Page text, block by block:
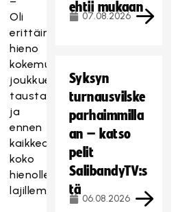
Oli
erittäin
hieno
kokemus
joukkueille,
taustahenkilöille
ja
ennen
kaikkea
koko
hienolle
lajillemme.
ehtii mukaan
07.08.2026
Syksyn
turnausvilske
parhaimmilla
an – katso
pelit
SalibandyTV:s
tä
06.08.2026